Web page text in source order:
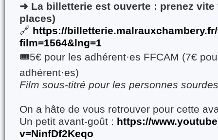
➜ La billetterie est ouverte : prenez vite
places)
🔗 https://billetterie.
film=1564&lng=1
🎟️5€ pour les adhérent·es FFCAM (7€
adhérent·es)
Film sous-titré pour les personnes
On a hâte de vous retrouver pour cette
Un petit avant-goût : https://
v=NinfDf2Keqo